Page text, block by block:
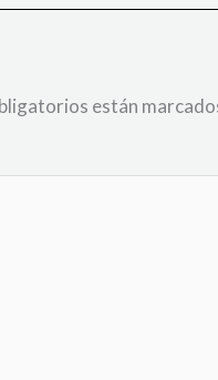
están